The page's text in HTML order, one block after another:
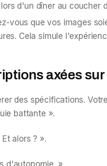
d'un dîner au coucher
vous que vos images
Cela simule
axées
des spécifications.
battante ».
alors ? ».
d'autonomie. »